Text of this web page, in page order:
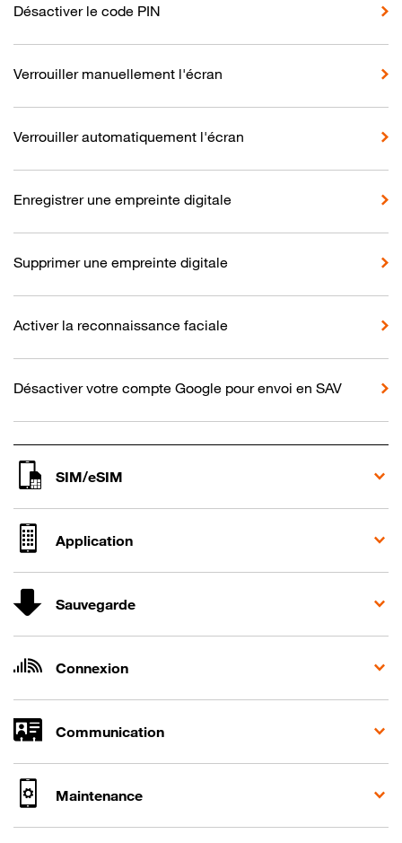
Désactiver le code PIN
Verrouiller manuellement l'écran
Verrouiller automatiquement l'écran
Enregistrer une empreinte digitale
Supprimer une empreinte digitale
Activer la reconnaissance faciale
Désactiver votre compte Google pour envoi en SAV
SIM/eSIM
Application
Sauvegarde
Connexion
Communication
Maintenance